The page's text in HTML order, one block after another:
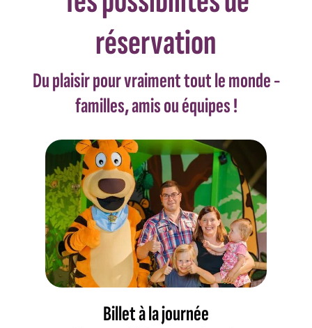
réservation
Du plaisir pour vraiment tout le monde -
familles, amis ou équipes !
Billet à la journée